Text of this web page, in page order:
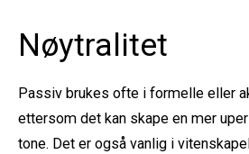
Nøytralitet
Passiv brukes ofte i formelle eller
ettersom det kan skape en mer
tone. Det er også vanlig i